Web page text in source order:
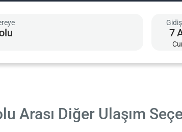
7
Arası Diğer Ulaşım